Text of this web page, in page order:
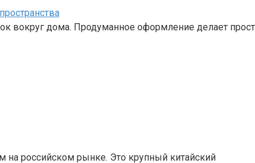
вокруг дома. Продуманное оформление делает
российском рынке. Это крупный китайский